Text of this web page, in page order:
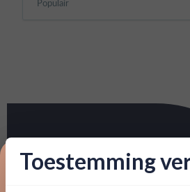
Toestemming
Proost op je